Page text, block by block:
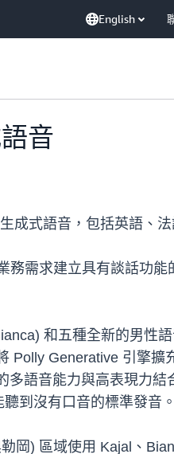
English
音
成式語音，包括英語、
需求建立具有談話功
和五種全新的男性
Generative 引擎擴
語音能力與高表現力
到沒有口音的標準發音。
岡) 區域使用 Kajal、